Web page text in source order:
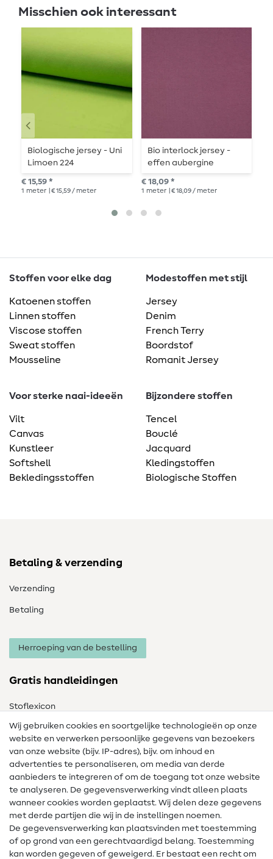
Misschien ook interessant
Biologische jersey - Uni
Limoen 224
€ 15,59 *
1 meter | € 15,59 / meter
Bio interlock jersey -
effen aubergine
€ 18,09 *
1 meter | € 18,09 / meter
Stoffen voor elke dag
Katoenen stoffen
Linnen stoffen
Viscose stoffen
Sweat stoffen
Mousseline
Modestoffen met stijl
Jersey
Denim
French Terry
Boordstof
Romanit Jersey
Voor sterke naai-ideeën
Vilt
Canvas
Kunstleer
Softshell
Bekledingsstoffen
Bijzondere stoffen
Tencel
Bouclé
Jacquard
Kledingstoffen
Biologische Stoffen
Betaling & verzending
Verzending
Betaling
Herroeping van de bestelling
Gratis handleidingen
Stoflexicon
Naailexicon
Gratis Naaipatronen
Hulp & contact
Contact
Wijziging van eigenaar
FAQ
Wij gebruiken cookies en soortgelijke technologieën op onze
website en verwerken persoonlijke gegevens van bezoekers
van onze website (bijv. IP-adres), bijv. om inhoud en
advertenties te personaliseren, om media van derde
aanbieders te integreren of om de toegang tot onze website
te analyseren. De gegevensverwerking vindt alleen plaats
wanneer cookies worden geplaatst. Wij delen deze gegevens
met derde partijen die wij in de instellingen noemen.
De gegevensverwerking kan plaatsvinden met toestemming
of op grond van een gerechtvaardigd belang. Toestemming
kan worden gegeven of geweigerd. Er bestaat een recht om